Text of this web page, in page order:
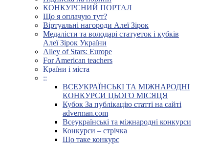
КОНКУРСНИЙ ПОРТАЛ
Що я оплачую тут?
Віртуальні нагороди Алеї Зірок
Медалісти та володарі статуеток і кубків
Алеї Зірок України
Alley of Stars: Europe
For American teachers
Країни і міста
::
ВСЕУКРАЇНСЬКІ ТА МІЖНАРОДНІ
КОНКУРСИ ЦЬОГО МІСЯЦЯ
Кубок За публікацію статті на сайті
adverman.com
Всеукраїнські та міжнародні конкурси
Конкурси – стрічка
Що таке конкурс